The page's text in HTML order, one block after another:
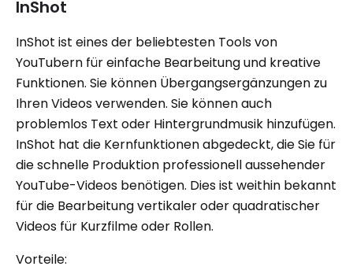
InShot
InShot ist eines der beliebtesten Tools von
YouTubern für einfache Bearbeitung und kreative
Funktionen. Sie können Übergangsergänzungen zu
Ihren Videos verwenden. Sie können auch
problemlos Text oder Hintergrundmusik hinzufügen.
InShot hat die Kernfunktionen abgedeckt, die Sie für
die schnelle Produktion professionell aussehender
YouTube-Videos benötigen. Dies ist weithin bekannt
für die Bearbeitung vertikaler oder quadratischer
Videos für Kurzfilme oder Rollen.
Vorteile: